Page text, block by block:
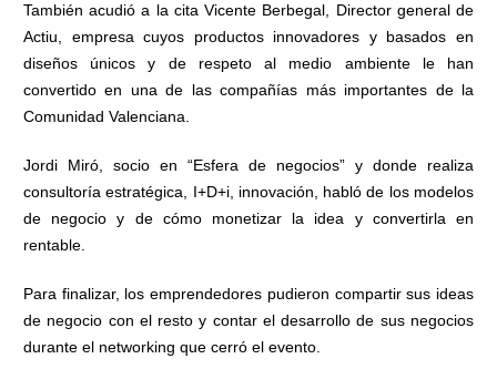
También acudió a la cita Vicente Berbegal, Director general de
Actiu, empresa cuyos productos innovadores y basados en
diseños únicos y de respeto al medio ambiente le han
convertido en una de las compañías más importantes de la
Comunidad Valenciana.
Jordi Miró, socio en “Esfera de negocios” y donde realiza
consultoría estratégica, I+D+i, innovación, habló de los modelos
de negocio y de cómo monetizar la idea y convertirla en
rentable.
Para finalizar, los emprendedores pudieron compartir sus ideas
de negocio con el resto y contar el desarrollo de sus negocios
durante el networking que cerró el evento.